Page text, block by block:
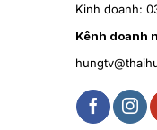
Kinh doanh:
Kênh doanh